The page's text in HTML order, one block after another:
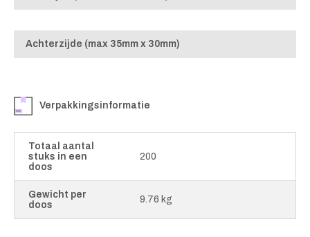
Achterzijde (max 35mm x 30mm)
Verpakkingsinformatie
Totaal aantal
stuks in een
doos
200
Gewicht per
doos
9.76 kg